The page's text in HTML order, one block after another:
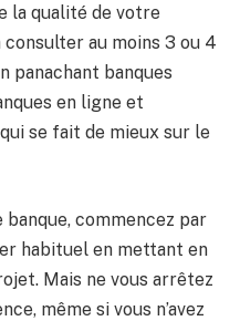
la qualité de votre
consulter au moins 3 ou 4
panachant banques
en ligne et
se fait de mieux sur le
banque, commencez par
habituel en mettant en
Mais ne vous arrêtez
même si vous n’avez